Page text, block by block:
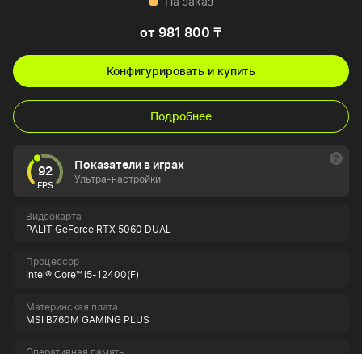
от 981 800 ₸
Конфигурировать и купить
Подробнее
92
FPS
Показатели в играх
Ультра-настройки
Видеокарта
PALIT GeForce RTX 5060 DUAL
Процессор
Intel® Core™ i5-12400(F)
Материнская плата
MSI B760M GAMING PLUS